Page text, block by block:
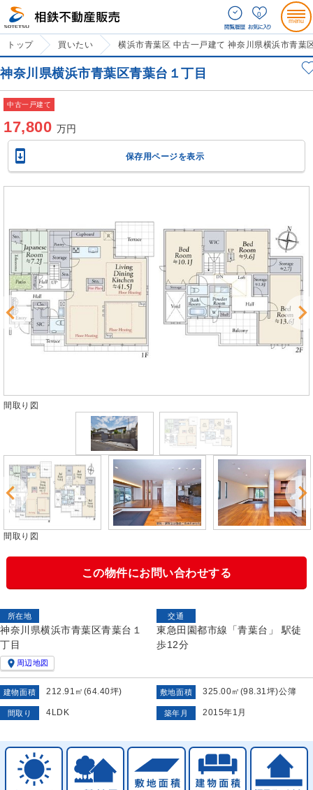
0
トップ 買いたい 横浜市青葉区 中古一戸建て 神奈川県横浜市青葉
神奈川県横浜市青葉区青葉台１丁目
中古一戸建て
17,800 万円
 保存用ページを表示
間取り図
間取り図
この物件にお問い合わせする
所在地
神奈川県横浜市青葉区青葉台１
丁目
 周辺地図
交通
東急田園都市線「青葉台」 駅徒
歩12分
建物面積 212.91㎡(64.40坪) 敷地面積 325.00㎡(98.31坪)公簿
間取り 4LDK 築年月 2015年1月